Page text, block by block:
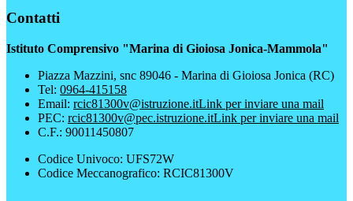
Contatti
Istituto Comprensivo "Marina di Gioiosa Jonica-Mammola"
Piazza Mazzini, snc 89046 - Marina di Gioiosa Jonica (RC)
Tel: 0964-415158
Email: rcic81300v@istruzione.itLink per inviare una mail
PEC: rcic81300v@pec.istruzione.itLink per inviare una mail
C.F.: 90011450807
Codice Univoco: UFS72W
Codice Meccanografico: RCIC81300V